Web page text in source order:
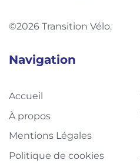
©2026 Transition Vélo.
Navigation
Accueil
À propos
Mentions Légales
Politique de cookies